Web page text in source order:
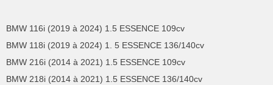
BMW 116i (2019 à 2024) 1.5 ESSENCE 109cv
BMW 118i (2019 à 2024) 1. 5 ESSENCE 136/140cv
BMW 216i (2014 à 2021) 1.5 ESSENCE 109cv
BMW 218i (2014 à 2021) 1.5 ESSENCE 136/140cv